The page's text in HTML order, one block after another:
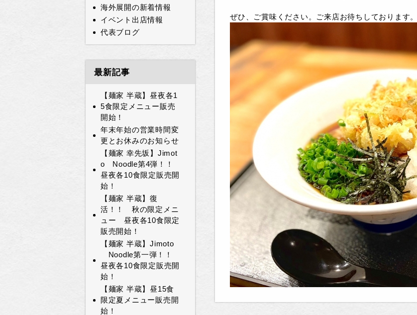
海外展開の新着情報
イベント出店情報
代表ブログ
最新記事
【麺家 半蔵】昼夜各1
5食限定メニュー販売
開始！
年末年始の営業時間変
更とお休みのお知らせ
【麺家 幸先坂】Jimot
o Noodle第4弾！！
昼夜各10食限定販売開
始！
【麺家 半蔵】復
活！！ 秋の限定メニ
ュー 昼夜各10食限定
販売開始！
【麺家 半蔵】Jimoto
Noodle第一弾！！
昼夜各10食限定販売開
始！
【麺家 半蔵】昼15食
限定夏メニュー販売開
始！
ぜひ、ご賞味ください。ご来店お待ちしております。